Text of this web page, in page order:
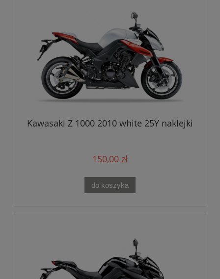
Kawasaki Z 1000 2010 white 25Y naklejki
150,00 zł
do koszyka